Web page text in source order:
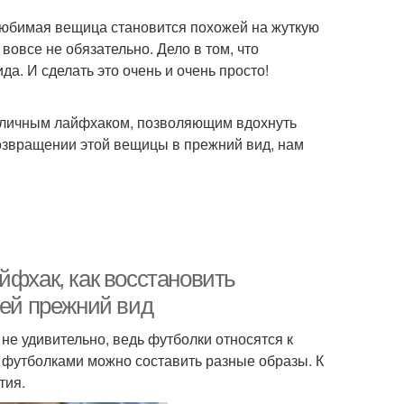
вещица становится похожей на жуткую
не обязательно. Дело в том, что
И сделать это очень и очень просто!
лайфхаком, позволяющим вдохнуть
этой вещицы в прежний вид, нам
как восстановить
прежний вид
удивительно, ведь футболки относятся к
можно составить разные образы. К